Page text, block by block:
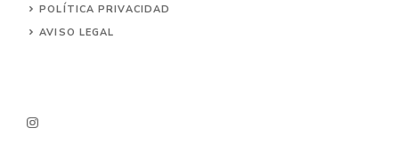
POLÍTICA PRIVACIDAD
AVISO LEGAL